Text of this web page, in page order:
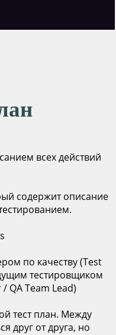
всех действий
содержит описание
по качеству (Test
тестировщиком
QA Team Lead)
тест план. Между
друг от друга, но